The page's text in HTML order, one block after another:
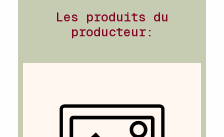
Les produits du
producteur: